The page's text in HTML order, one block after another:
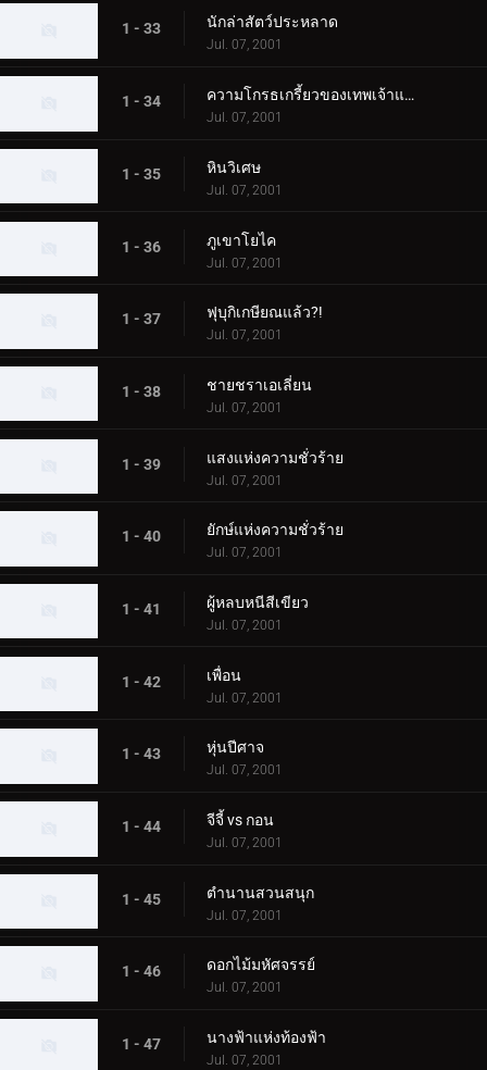
1 - 33 นักล่าสัตว์ประหลาด
Jul. 07, 2001
1 - 34 ความโกรธเกรี้ยวของเทพเจ้าแห่งท้องทะเล
Jul. 07, 2001
1 - 35 หินวิเศษ
Jul. 07, 2001
1 - 36 ภูเขาโยไค
Jul. 07, 2001
1 - 37 ฟุบุกิเกษียณแล้ว?!
Jul. 07, 2001
1 - 38 ชายชราเอเลี่ยน
Jul. 07, 2001
1 - 39 แสงแห่งความชั่วร้าย
Jul. 07, 2001
1 - 40 ยักษ์แห่งความชั่วร้าย
Jul. 07, 2001
1 - 41 ผู้หลบหนีสีเขียว
Jul. 07, 2001
1 - 42 เพื่อน
Jul. 07, 2001
1 - 43 หุ่นปีศาจ
Jul. 07, 2001
1 - 44 จีจี้ vs กอน
Jul. 07, 2001
1 - 45 ตำนานสวนสนุก
Jul. 07, 2001
1 - 46 ดอกไม้มหัศจรรย์
Jul. 07, 2001
1 - 47 นางฟ้าแห่งท้องฟ้า
Jul. 07, 2001